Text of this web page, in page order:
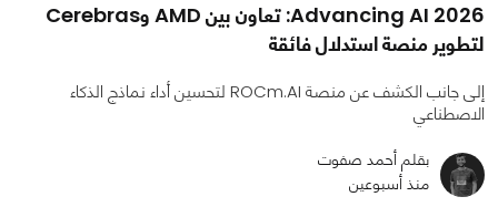
Advancing AI 2026: تعاون بين AMD وCerebras
لتطوير منصة استدلال فائقة
إلى جانب الكشف عن منصة ROCm.AI لتحسين أداء نماذج الذكاء
الاصطناعي
بقلم أحمد صفوت
منذ أسبوعين